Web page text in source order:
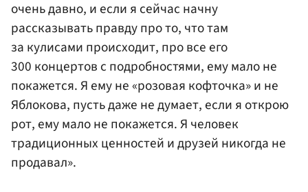
очень давно, и если я сейчас начну
рассказывать правду про то, что там
за кулисами происходит, про все его
300 концертов с подробностями, ему мало не
покажется. Я ему не «розовая кофточка» и не
Яблокова, пусть даже не думает, если я открою
рот, ему мало не покажется. Я человек
традиционных ценностей и друзей никогда не
продавал».